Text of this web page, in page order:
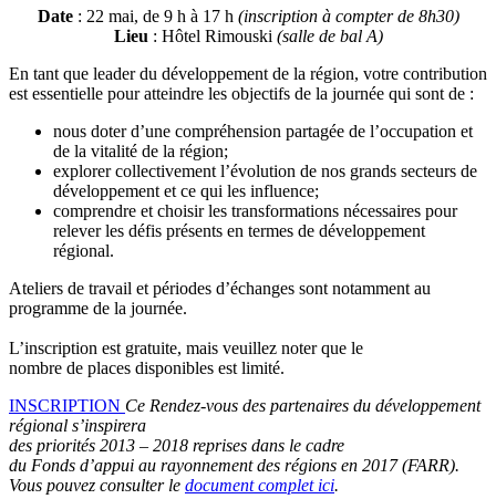
Date: 22 mai, de 9 h à 17 h (inscription à compter de 8h30)
Lieu : Hôtel Rimouski (salle de bal A)
En tant que leader du développement de la région, votre contribution
est essentielle pour atteindre les objectifs de la journée qui sont de :
nous doter d’une compréhension partagée de l’occupation et
de la vitalité de la région;
explorer collectivement l’évolution de nos grands secteurs de
développement et ce qui les influence;
comprendre et choisir les transformations nécessaires pour
relever les défis présents en termes de développement
régional.
Ateliers de travail et périodes d’échanges sont notamment au
programme de la journée.
L’inscription est gratuite, mais veuillez noter que le
nombre de places disponibles est limité.
INSCRIPTION Ce Rendez-vous des partenaires du développement
régional s’inspirera
des priorités 2013 – 2018 reprises dans le cadre
du Fonds d’appui au rayonnement des régions en 2017 (FARR).
Vous pouvez consulter le document complet ici.